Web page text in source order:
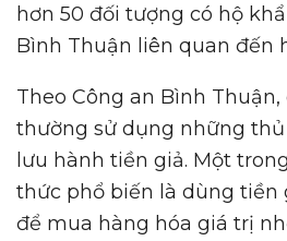
hơn 50 đối tượng có hộ
Bình Thuận liên quan đến
Theo Công an Bình
thường sử dụng những
lưu hành tiền giả. Một
thức phổ biến là dùng tiền
để mua hàng hóa giá trị